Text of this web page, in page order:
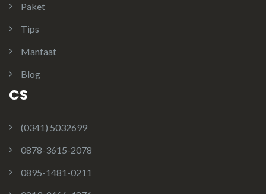
Paket
Tips
Manfaat
Blog
CS
(0341) 5032699
0878-3615-2078
0895-1481-0211